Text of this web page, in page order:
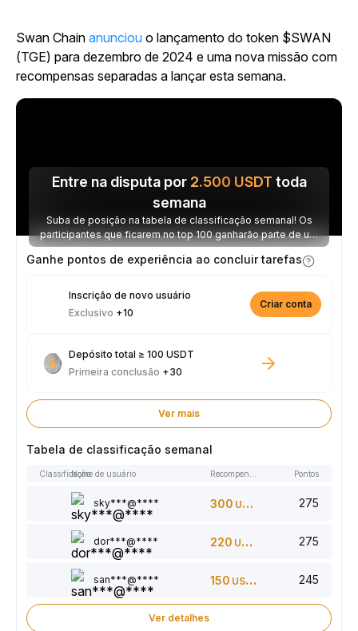
Swan Chain anunciou o lançamento do token $SWAN
(TGE) para dezembro de 2024 e uma nova missão com
recompensas separadas a lançar esta semana.
Entre na disputa por 2.500 USDT toda
semana
Suba de posição na tabela de classificação semanal! Os
participantes que ficarem no top 100 ganharão parte de um
prêmio de 2.500 USDT toda semana.
Ganhe pontos de experiência ao concluir tarefas
Inscrição de novo usuário
Exclusivo +10
Criar conta
Depósito total ≥ 100 USDT
Primeira conclusão +30
Ver mais
Tabela de classificação semanal
ClassificaçãoNome de usuário Pontos
sky***@**** 300 USDT 275
dor***@**** 220 USDT 275
san***@**** 150 USDT 245
Ver detalhes